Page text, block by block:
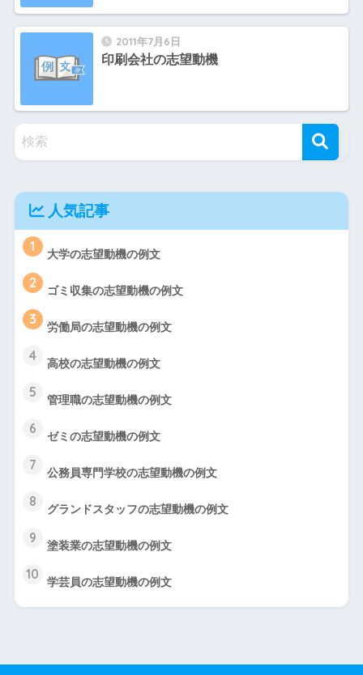
2011年7月6日
印刷会社の志望動機
人気記事
1 大学の志望動機の例文
2 ゴミ収集の志望動機の例文
3 労働局の志望動機の例文
4 高校の志望動機の例文
5 管理職の志望動機の例文
6 ゼミの志望動機の例文
7 公務員専門学校の志望動機の例文
8 グランドスタッフの志望動機の例文
9 塗装業の志望動機の例文
10 学芸員の志望動機の例文